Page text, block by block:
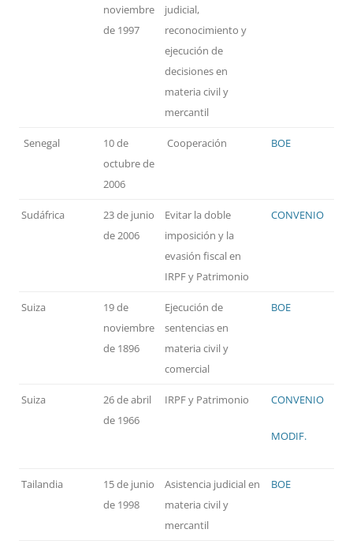
noviembre
de 1997
judicial,
reconocimiento y
ejecución de
decisiones en
materia civil y
mercantil
Senegal
10 de
octubre de
2006
Cooperación BOE
Sudáfrica
23 de junio
de 2006
Evitar la doble
imposición y la
evasión fiscal en
IRPF y Patrimonio
CONVENIO
Suiza
19 de
noviembre
de 1896
Ejecución de
sentencias en
materia civil y
comercial
BOE
Suiza
26 de abril
de 1966
IRPF y Patrimonio CONVENIO
MODIF.
Tailandia
15 de junio
de 1998
Asistencia judicial en
materia civil y
mercantil
BOE